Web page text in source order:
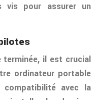
vis pour assurer un
terminée, il est crucial
ordinateur portable
avec la